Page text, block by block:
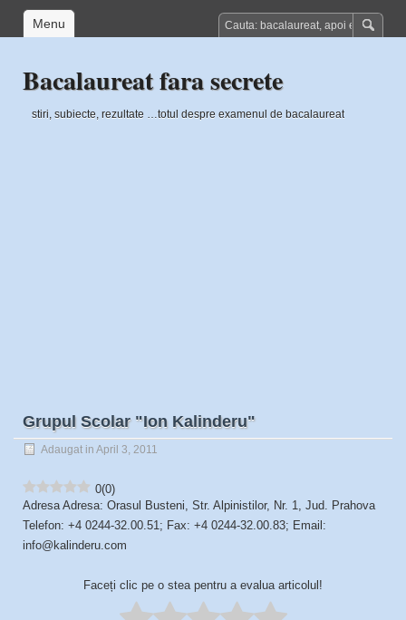
Menu
Bacalaureat fara secrete
stiri, subiecte, rezultate …totul despre examenul de bacalaureat
Grupul Scolar "Ion Kalinderu"
Adaugat in April 3, 2011
0(0)
Adresa Adresa: Orasul Busteni, Str. Alpinistilor, Nr. 1, Jud. Prahova
Telefon: +4 0244-32.00.51; Fax: +4 0244-32.00.83; Email:
info@kalinderu.com
Faceți clic pe o stea pentru a evalua articolul!